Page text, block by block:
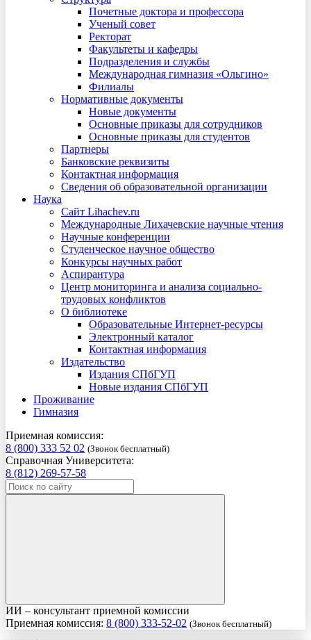
Почетные доктора и профессора
Ученый совет
Ректорат
Факультеты и кафедры
Подразделения и службы
Международная гимназия «Ольгино»
Филиалы
Нормативные документы
Новые документы
Основные приказы для сотрудников
Основные приказы для студентов
Партнеры
Банковские реквизиты
Контактная информация
Сведения об образовательной организации
Наука
Сайт Lihachev.ru
Международные Лихачевские научные чтения
Научные конференции
Студенческое научное общество
Конкурсы научных работ
Аспирантура
Центр мониторинга и анализа социально-
трудовых конфликтов
О библиотеке
Образовательные Интернет-ресурсы
Электронный каталог
Контактная информация
Издательство
Издания СПбГУП
Новые издания СПбГУП
Проживание
Гимназия
Приемная комиссия:
8 (800) 333 52 02 (Звонок бесплатный)
Справочная Университета:
8 (812) 269-57-58
ИИ – консультант приемной комиссии
Приемная комиссия: 8 (800) 333-52-02 (Звонок бесплатный)